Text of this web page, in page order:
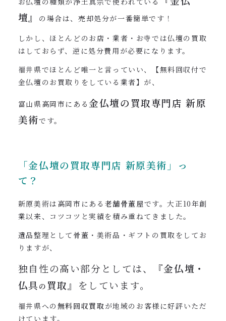
壇』
の場合は、売却処分が一番簡単です！
しかし、ほとんどのお店・業者・お寺では仏壇の買取
はしておらず、逆に処分費用が必要になります。
福井県でほとんど唯一と言っていい、【無料回収付で
金仏壇のお買取りをしている業者】が、
富山県高岡市にある金仏壇の買取専門店新原
美術です。
「金仏壇の買取専門店 新原美術」っ
て？
新原美術は高岡市にある 老舗骨董屋です。大正10年創
業以来、コツコツと実績を積み重ねてきました。
遺品整理として骨董・美術品・ギフトの買取をしてお
りますが、
独自性の高い部分としては、
『金仏壇・
仏具 の 買取』 をしています。
福井県への 無料回収買取が地域のお客様に好評いただ
けています。